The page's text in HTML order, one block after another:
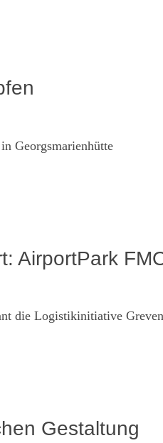
Georgsmarienhütte
AirportPark
die Logistikinitiative
Gestaltung